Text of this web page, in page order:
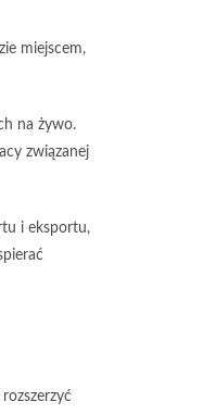
miejscem,
na żywo.
związanej
i eksportu,